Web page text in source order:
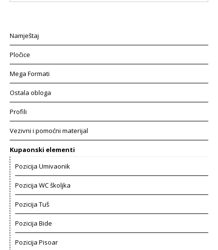
Namještaj
Pločice
Mega Formati
Ostala obloga
Profili
Vezivni i pomoćni materijal
Kupaonski elementi
Pozicija Umivaonik
Pozicija WC školjka
Pozicija Tuš
Pozicija Bide
Pozicija Pisoar